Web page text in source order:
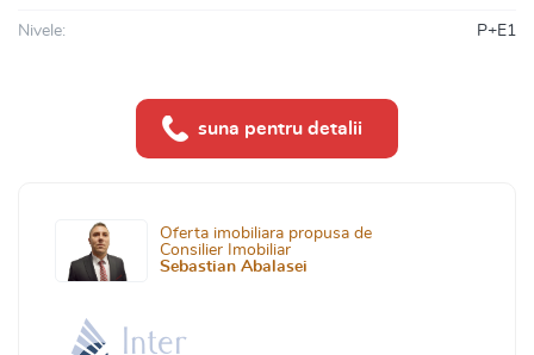
Nivele: P+E1
suna pentru detalii
Oferta imobiliara propusa de
Consilier Imobiliar
Sebastian Abalasei